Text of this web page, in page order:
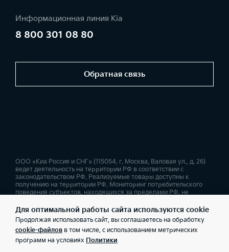
Информационная линия Kia
8 800 301 08 80
ООО «Киа Россия и СНГ» (115054, г. Москва, Валовая ул., д. 26)
ведет деятельность на территории РФ в соответствии с
законодательством РФ. Реализуемые товары доступны к
получению на территории РФ. Мониторинг потребительского
поведения субъектов, находящихся за пределами РФ, не
комплектациях и их наличии, ценах, возможных выгодах и
условиях приобретения доступна у дилеров Kia. Товар
сертифицирован. Не является публичной офертой.
Обратная связь
Правовая информация
Обработка персональных данных
Для оптимальной работы сайта используются cookie
Продолжая использовать сайт, вы соглашаетесь на обработку
cookie-файлов в том числе, с использованием метрических
программ на условиях Политики